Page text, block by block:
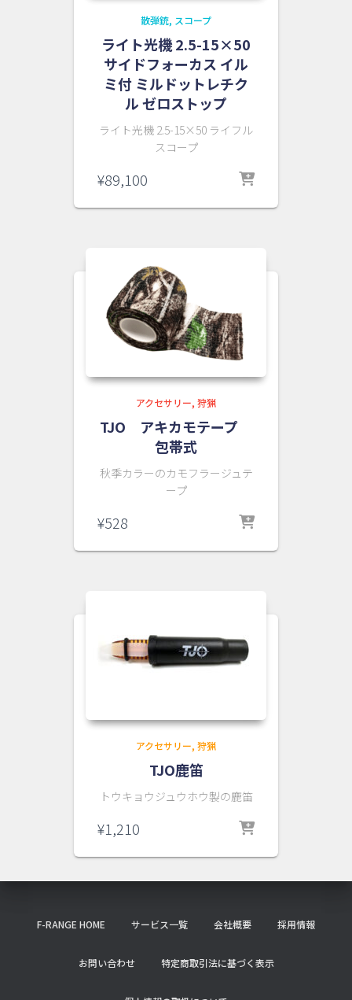
散弾銃 スコープ
ライト光機 2.5-15×50
サイドフォーカス イル
ミ付 ミルドットレチク
ル ゼロストップ
ライト光機 2.5-15×50 ライフル
スコープ
¥89,100
アクセサリー 狩猟
TJO アキカモテープ
包帯式
秋季カラーのカモフラージュテ
ープ
¥528
アクセサリー 狩猟
TJO鹿笛
トウキョウジュウホウ製の鹿笛
¥1,210
F-RANGE HOME サービス一覧 会社概要 採用情報
お問い合わせ 特定商取引法に基づく表示